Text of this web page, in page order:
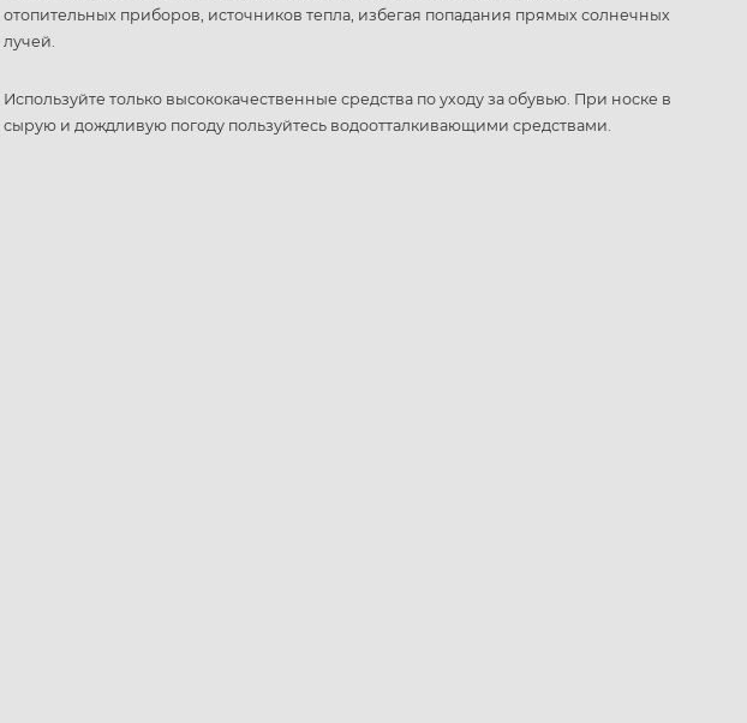
отопительных приборов, источников тепла, избегая попадания прямых солнечных
лучей.
Используйте только высококачественные средства по уходу за обувью. При носке в
сырую и дождливую погоду пользуйтесь водоотталкивающими средствами.